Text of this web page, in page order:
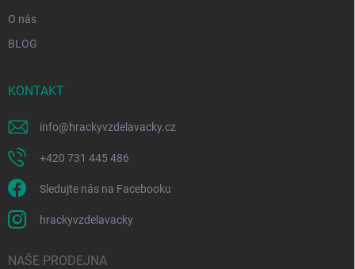
O nás
BLOG
KONTAKT
info@hrackyvzdelavacky.cz
+420 731 445 486
Sledujte nás na Facebooku
hrackyvzdelavacky
NAŠE PRODEJNA